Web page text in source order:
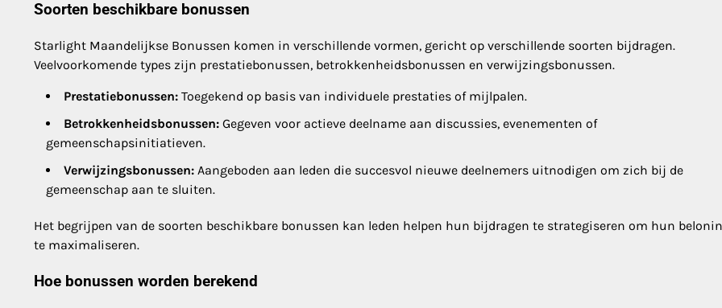
Soorten beschikbare bonussen
Starlight Maandelijkse Bonussen komen in verschillende vormen, gericht op verschillende soorten bijdragen.
Veelvoorkomende types zijn prestatiebonussen, betrokkenheidsbonussen en verwijzingsbonussen.
Prestatiebonussen: Toegekend op basis van individuele prestaties of mijlpalen.
Betrokkenheidsbonussen: Gegeven voor actieve deelname aan discussies, evenementen of
gemeenschapsinitiatieven.
Verwijzingsbonussen: Aangeboden aan leden die succesvol nieuwe deelnemers uitnodigen om zich bij de
gemeenschap aan te sluiten.
Het begrijpen van de soorten beschikbare bonussen kan leden helpen hun bijdragen te strategiseren om hun
te maximaliseren.
Hoe bonussen worden berekend